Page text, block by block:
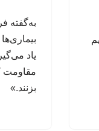
به‌گفته
یاد
مقاومت
بزنند.»